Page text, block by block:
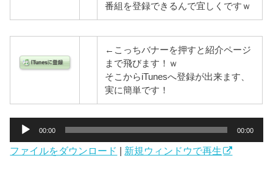
番組を登録できるんで宜しくですｗ
←こっちバナーを押すと紹介ページ
まで飛びます！ｗ
そこからiTunesへ登録が出来ます、
実に簡単です！
プ
00:00 00:00
ファイルをダウンロード | 新規ウィンドウで再生